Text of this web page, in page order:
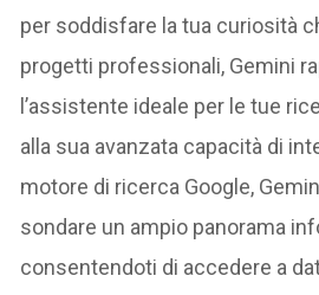
per soddisfare la tua curiosità
progetti professionali, Gemini
l’assistente ideale per le tue
alla sua avanzata capacità di
motore di ricerca Google,
sondare un ampio panorama
consentendoti di accedere a